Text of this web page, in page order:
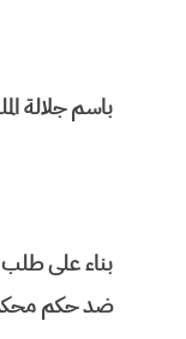
باسم جلالة
ضد حكم محكمة